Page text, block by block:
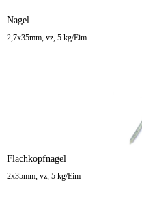
Nagel
2,7x35mm, vz, 5 kg/Eim
Flachkopfnagel
2x35mm, vz, 5 kg/Eim